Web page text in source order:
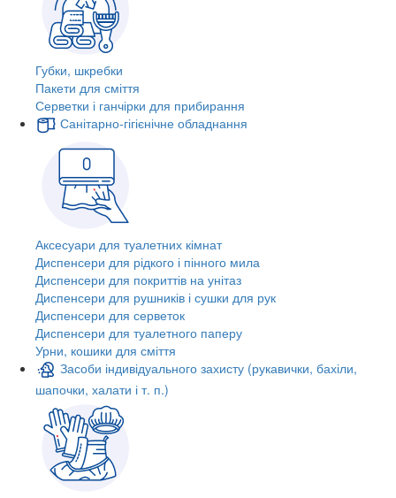
Губки, шкребки
Пакети для сміття
Серветки і ганчірки для прибирання
Санітарно-гігієнічне обладнання
Аксесуари для туалетних кімнат
Диспенсери для рідкого і пінного мила
Диспенсери для покриттів на унітаз
Диспенсери для рушників і сушки для рук
Диспенсери для серветок
Диспенсери для туалетного паперу
Урни, кошики для сміття
Засоби індивідуального захисту (рукавички, бахіли,
шапочки, халати і т. п.)